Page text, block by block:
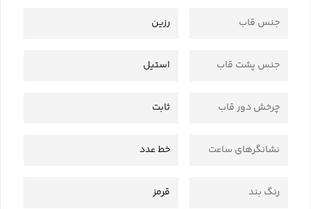
جنس قاب رزین
جنس پشت قاب استیل
چرخش دور قاب ثابت
نشانگرهای ساعت خط عدد
رنگ بند قرمز